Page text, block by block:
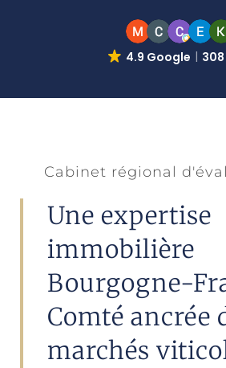
4.9 Google
Cabinet régional
Une expertise
immobilière
Bourgogne-
Comté ancrée
marchés